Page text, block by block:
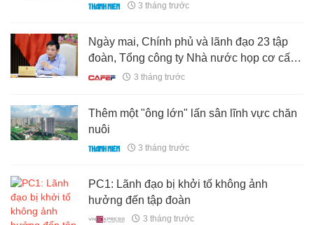
3 tháng trước
Ngày mai, Chính phủ và lãnh đạo 23 tập
đoàn, Tổng công ty Nhà nước họp cơ cấu
lại vốn nhà nước: BSR, Petrolimex, GAS...
3 tháng trước
Thêm một "ông lớn" lấn sân lĩnh vực chăn
nuôi
3 tháng trước
PC1: Lãnh đạo bị khởi tố không ảnh
hưởng đến tập đoàn
3 tháng trước